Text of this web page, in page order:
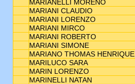
MARIANELLI MORENO
MARIANI CLAUDIO
MARIANI LORENZO
MARIANI MIRCO
MARIANI ROBERTO
MARIANI SIMONE
MARIANO THOMAS HENRIQUE
MARILUCO SARA
MARIN LORENZO
MARINELLI NATAN